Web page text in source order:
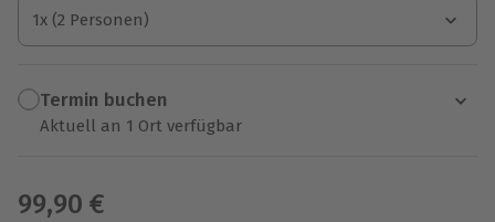
1x (2 Personen)
1x (2 Personen)
1x (2 Personen)
Termin buchen
Aktuell an 1 Ort verfügbar
99,90 €